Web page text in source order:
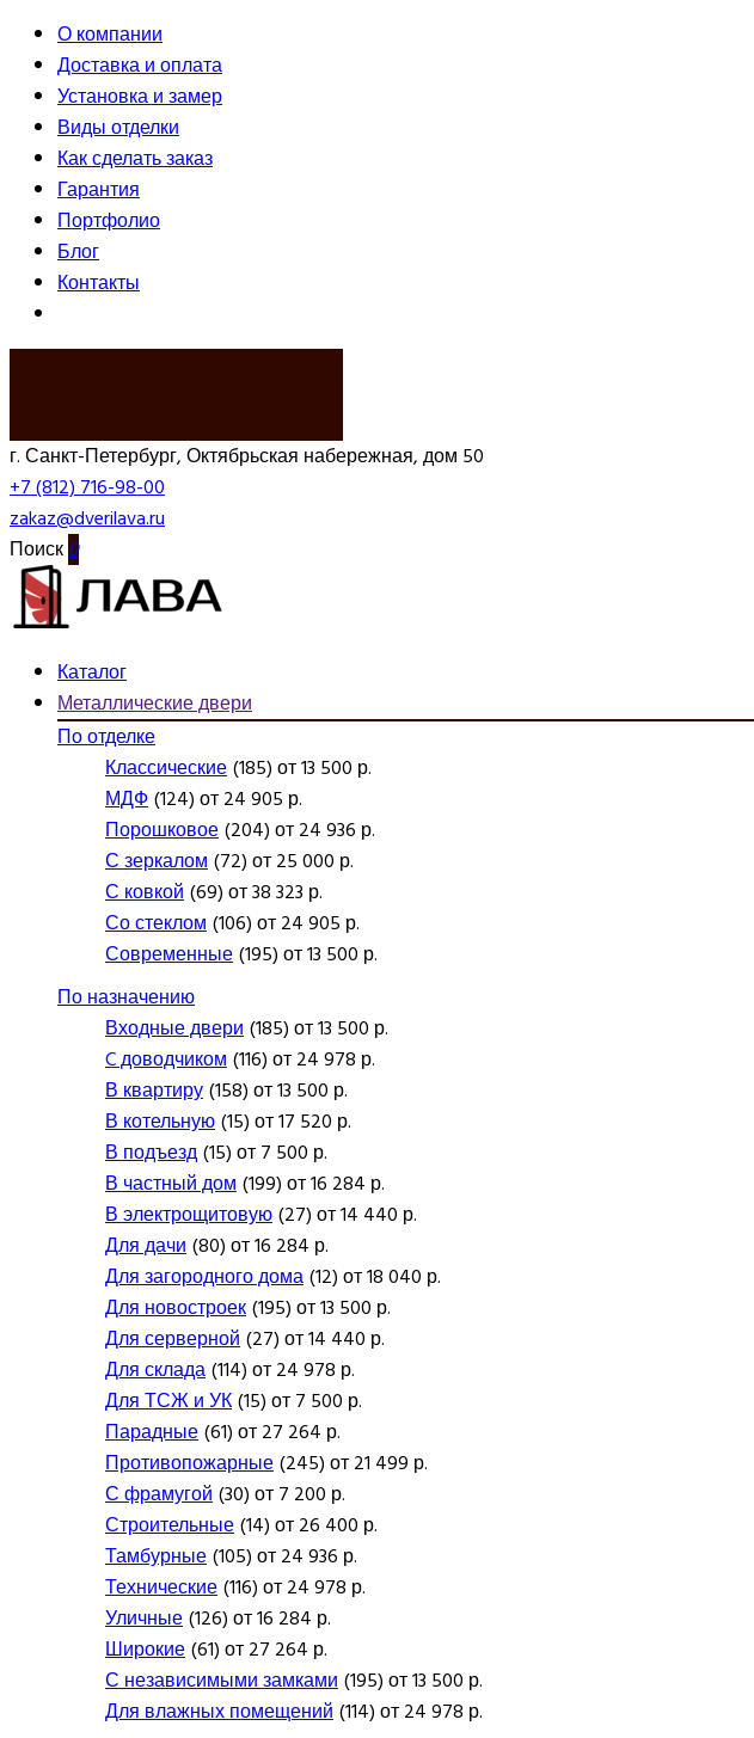
О компании
Доставка и оплата
Установка и замер
Виды отделки
Как сделать заказ
Гарантия
Портфолио
Блог
Контакты
г. Санкт-Петербург, Октябрьская набережная, дом 50
+7 (812) 716-98-00
zakaz@dverilava.ru
Поиск0
Каталог
Металлические двери
По отделке
Классические(185) от 13 500 р.
МДФ(124) от 24 905 р.
Порошковое(204) от 24 936 р.
С зеркалом(72) от 25 000 р.
С ковкой(69) от 38 323 р.
Со стеклом(106) от 24 905 р.
Современные(195) от 13 500 р.
По назначению
Входные двери(185) от 13 500 р.
C доводчиком(116) от 24 978 р.
В квартиру(158) от 13 500 р.
В котельную(15) от 17 520 р.
В подъезд(15) от 7 500 р.
В частный дом(199) от 16 284 р.
В электрощитовую(27) от 14 440 р.
Для дачи(80) от 16 284 р.
Для загородного дома(12) от 18 040 р.
Для новостроек(195) от 13 500 р.
Для серверной(27) от 14 440 р.
Для склада(114) от 24 978 р.
Для ТСЖ и УК(15) от 7 500 р.
Парадные(61) от 27 264 р.
Противопожарные(245) от 21 499 р.
С фрамугой(30) от 7 200 р.
Строительные(14) от 26 400 р.
Тамбурные(105) от 24 936 р.
Технические(116) от 24 978 р.
Уличные(126) от 16 284 р.
Широкие(61) от 27 264 р.
С независимыми замками(195) от 13 500 р.
Для влажных помещений(114) от 24 978 р.